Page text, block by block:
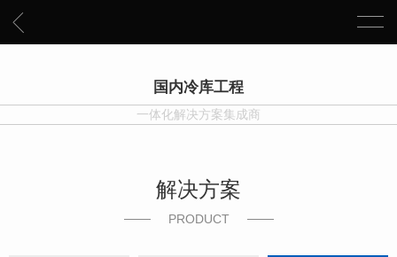
国内冷库工程
一体化解决方案集成商
解决方案
PRODUCT